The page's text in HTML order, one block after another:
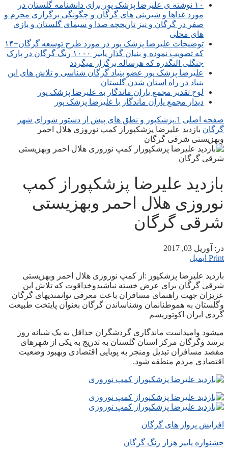
۱۰ نوشته ی علیرضا پزشک پور برای دانشنامه گلستان در
مورد غذاها و شیرینی های گرگان و چگونگی برگزاری محرم و
صفر در گرگان و نیز تاریخچه صدا و سیمای گلستان و بازی
های محلی
توضیحات علیرضا پزشک پور در مورد طرح توسعه گرگان+۱۴
که تصویب نموده و بنیان گذار پاییز ۱۰۰۰ رنگ گرگان در پارک
جنگلی النگدره که هرساله برگزار میگردد
علیرضا پزشک پور عضو بنیاد گرگان شناسی و تلاش های این
بنیاد در راه استان شدن گلستان
لوح تقدیر مجمع یاران ماندگار به علیرضا پزشک پور
دیدار مجمع یاران ماندگار با علیرضا پزشک پور
صفحه اصلی
1.پزشکپور و نطق های پیش از دستور شورای شهر
گرگان بازدید علیرضا پزشکپوراز کمپ نوروزی هلال احمر
وبهزیستی شرقی گرگان
بازدید علیرضا پزشکپوراز کمپ
نوروزی هلال احمر وبهزیستی
شرقی گرگان
در: آوریل 03, 2017
Print ایمیل
بازدید علیرضا پزشکپور :از کمپ نوروزی هلال احمر وبهزیستی
شرقی گرگان برای عرض خسته نباشیدوخداقوت که تلاش این
عزیزان جهت راهنمای مسافران باعث معرفی توانمندیهای گرگان
وگلستان به هموطنانمان وشناساندن گرگان بعنوان پایتخت طبیعت
گردی ایران اکوتوریسم
میشود وامیداست ماندگاری گردشگران حداقل به یک شبانه روز
برسد وگرگان مرکز استان گلستان به تدریج به یکی از شهرهای
مقصد مسافران تبدیل ومنجر به پویایی اقتصادی وبهبود وضعیت
اقتصادی مردم منطقه شود.
افزایش پرواز های گرگان
جشنواره پاییز هزار رنگ گرگان